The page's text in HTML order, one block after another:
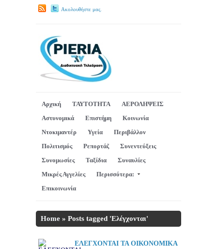
Ακολουθήστε μας.
Αρχική ΤΑΥΤΟΤΗΤΑ
ΑΕΡΟΛΗΨΕΙΣ
Αστυνομικά
Επιστήμη
Κοινωνία
Ντοκιμαντέρ
Υγεία
Περιβάλλον
Πολιτισμός
Ρεπορτάζ
Συνεντεύξεις
Συνομωσίες
Ταξίδια
Συναυλίες
Μικρές Αγγελίες
Περισσότερα:
Επικοινωνία
Home » Posts tagged 'Ελέγχονται'
ΕΛΕΓΧΟΝΤΑΙ ΤΑ ΟΙΚΟΝΟΜΙΚΑ